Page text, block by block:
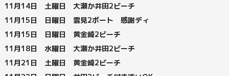
11月1 4日 土曜日 大瀬か井田2ビーチ
11月15日 日曜日 雲見2ボート 感謝ディ
11月15日 日曜日 黄金崎2ビーチ
11月18日 水曜日 大瀬か井田2ビーチ
11月21日 土曜日 黄金崎2ビーチ